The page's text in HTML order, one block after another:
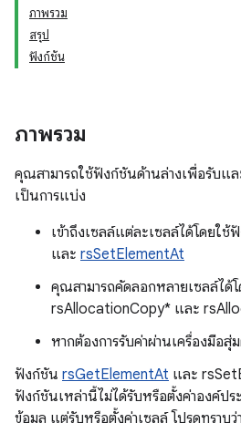
ภาพรวม
สรุป
ฟังก์ชัน
ภาพรวม
คุณสามารถใช้ฟังก์ชันด้านล่างเพื่อรับแ
เป็นการแบ่ง
เข้าถึงเซลล์แต่ละเซลล์ได้โดยใ
และ rsSetElementAt
คุณสามารถคัดลอกหลายเซลล์ได้
rsAllocationCopy* และ
หากต้องการรับค่าผ่านเครื่องมือสุ่
ฟังก์ชัน rsGetElementAt และ
ฟังก์ชันเหล่านี้ไม่ได้รับหรือตั้งค่าองค์ป
ข้อมูล แต่รับหรือตั้งค่าเซลล์ โปรดทราบ